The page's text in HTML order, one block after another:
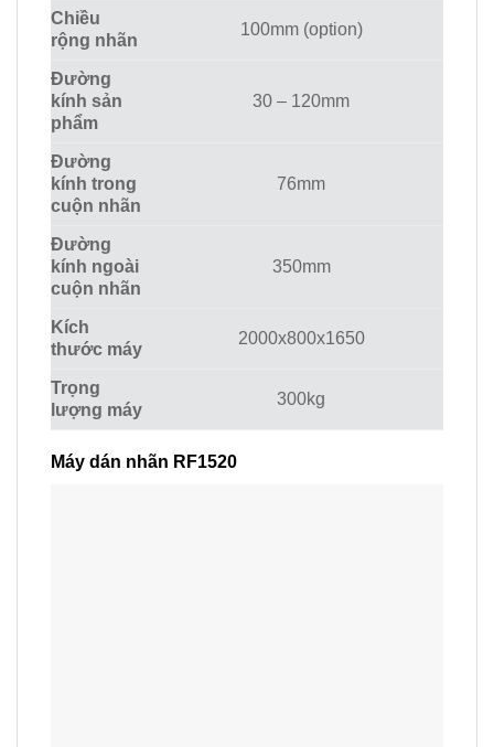
Chiều
rộng nhãn
100mm (option)
Đường
kính sản
phẩm
30 – 120mm
Đường
kính trong
cuộn nhãn
76mm
Đường
kính ngoài
cuộn nhãn
350mm
Kích
thước máy
2000x800x1650
Trọng
lượng máy
300kg
Máy dán nhãn RF1520